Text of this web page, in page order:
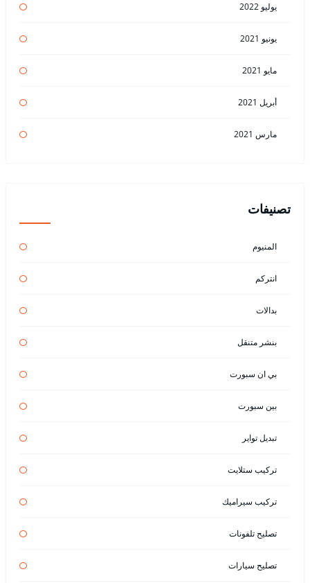
يوليو 2022
يونيو 2021
مايو 2021
أبريل 2021
مارس 2021
تصنيفات
المنيوم
انتركم
بدالات
بنشر متنقل
بي ان سبورت
بين سبورت
تبديل تواير
تركيب ستلايت
تركيب سيراميك
تصليح تلفونات
تصليح سيارات